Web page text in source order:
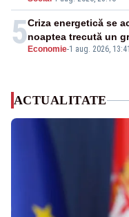
5 Economie-1 aug. 2026, 13:41
Criza energetică se
noaptea trecută un
ACTUALITATE